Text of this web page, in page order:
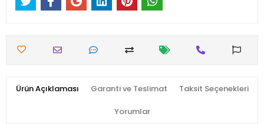
Ürün Açıklaması Garanti ve Teslimat Taksit Seçenekleri
Yorumlar